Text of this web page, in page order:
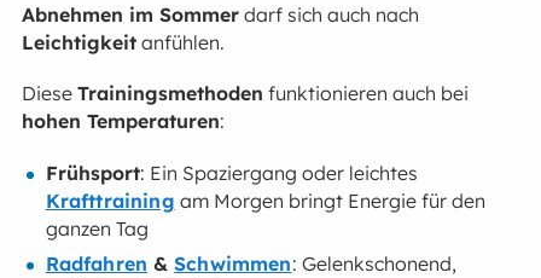
Abnehmen im Sommerdarf sich auch nach
Leichtigkeitanfühlen.
Diese Trainingsmethoden funktionieren auch bei
hohen Temperaturen:
Frühsport: Ein Spaziergang oder leichtes
Krafttraining am Morgen bringt Energie für den
ganzen Tag
Radfahren &Schwimmen: Gelenkschonend,